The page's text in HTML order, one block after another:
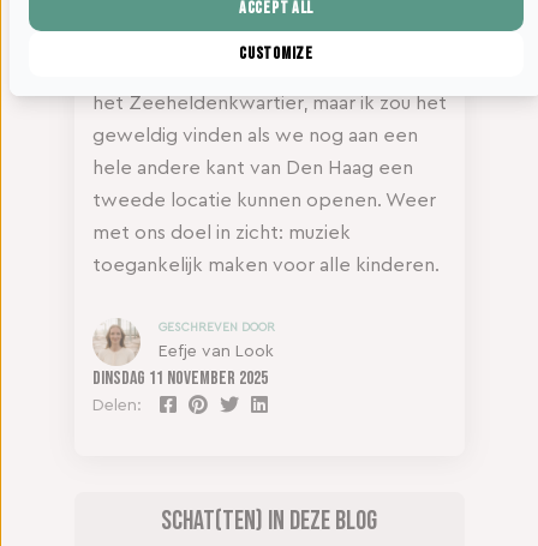
Dinsdag 11 november 2025
Delen:
van muziek voor het jonge kind, zoals
het Zeeheldenkwartier, maar ik zou het
geweldig vinden als we nog aan een
hele andere kant van Den Haag een
tweede locatie kunnen openen. Weer
met ons doel in zicht: muziek
toegankelijk maken voor alle kinderen.
GESCHREVEN DOOR
Eefje van Look
Schat(ten) in deze blog
Customize
Accept all